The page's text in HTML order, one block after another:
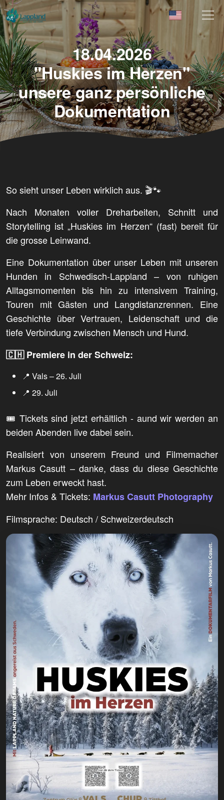
18.04.2026
"Huskies im Herzen"
unsere ganz persönliche
Dokumentation
So sieht unser Leben wirklich aus. 🎬🐾
Nach Monaten voller Dreharbeiten, Schnitt und
Storytelling ist „Huskies im Herzen“ (fast) bereit für
die grosse Leinwand.
Eine Dokumentation über unser Leben mit unseren
Hunden in Schwedisch-Lappland – von ruhigen
Alltagsmomenten bis hin zu intensivem Training,
Touren mit Gästen und Langdistanzrennen. Eine
Geschichte über Vertrauen, Leidenschaft und die
tiefe Verbindung zwischen Mensch und Hund.
🇨🇭 Premiere in der Schweiz:
📍 Vals – 26. Juli
📍 29. Juli
🎟️ Tickets sind jetzt erhältlich - aund wir werden an
beiden Abenden live dabei sein.
Realisiert von unserem Freund und Filmemacher
Markus Casutt – danke, dass du diese Geschichte
zum Leben erweckt hast.
Mehr Infos & Tickets: Markus Casutt Photography
Filmsprache: Deutsch / Schweizerdeutsch